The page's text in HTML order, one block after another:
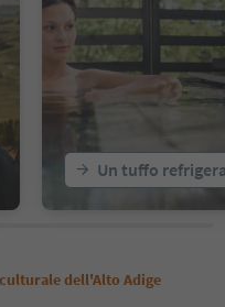
Un tuffo
dell'Alto Adige